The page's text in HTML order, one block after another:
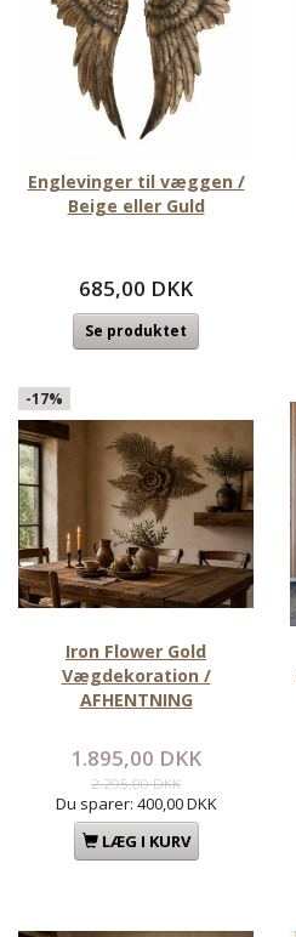
Englevinger til væggen /
Beige eller Guld
685,00 DKK
Se produktet
-17%
Iron Flower Gold
Vægdekoration /
AFHENTNING
1.895,00 DKK
2.295,00 DKK
Du sparer: 400,00 DKK
LÆG I KURV